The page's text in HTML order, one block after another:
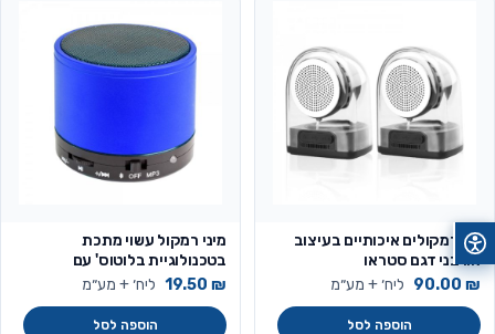
זוג רמקולים איכותיים בעיצוב
אורבני דגם סטראו
90.00 ₪ ליח׳ + מע״מ
הוספה לסל
מיני רמקול עשוי מתכת
בטכנולוגיית בלוטוס' עם
מיקרופון דגם ספייסר
19.50 ₪ ליח׳ + מע״מ
הוספה לסל